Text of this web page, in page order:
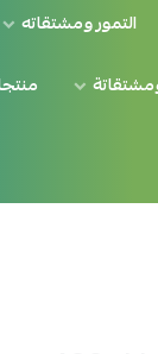
التمور ومشتقاته